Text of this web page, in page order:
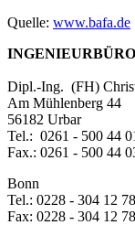
Quelle: www.bafa.de
Dipl.-Ing. (FH)
Am Mühlenberg 44
56182 Urbar
Tel.: 0261 - 500 44
Fax.: 0261 - 500 44
Bonn
Tel.: 0228 - 304 12
Fax: 0228 - 304 12